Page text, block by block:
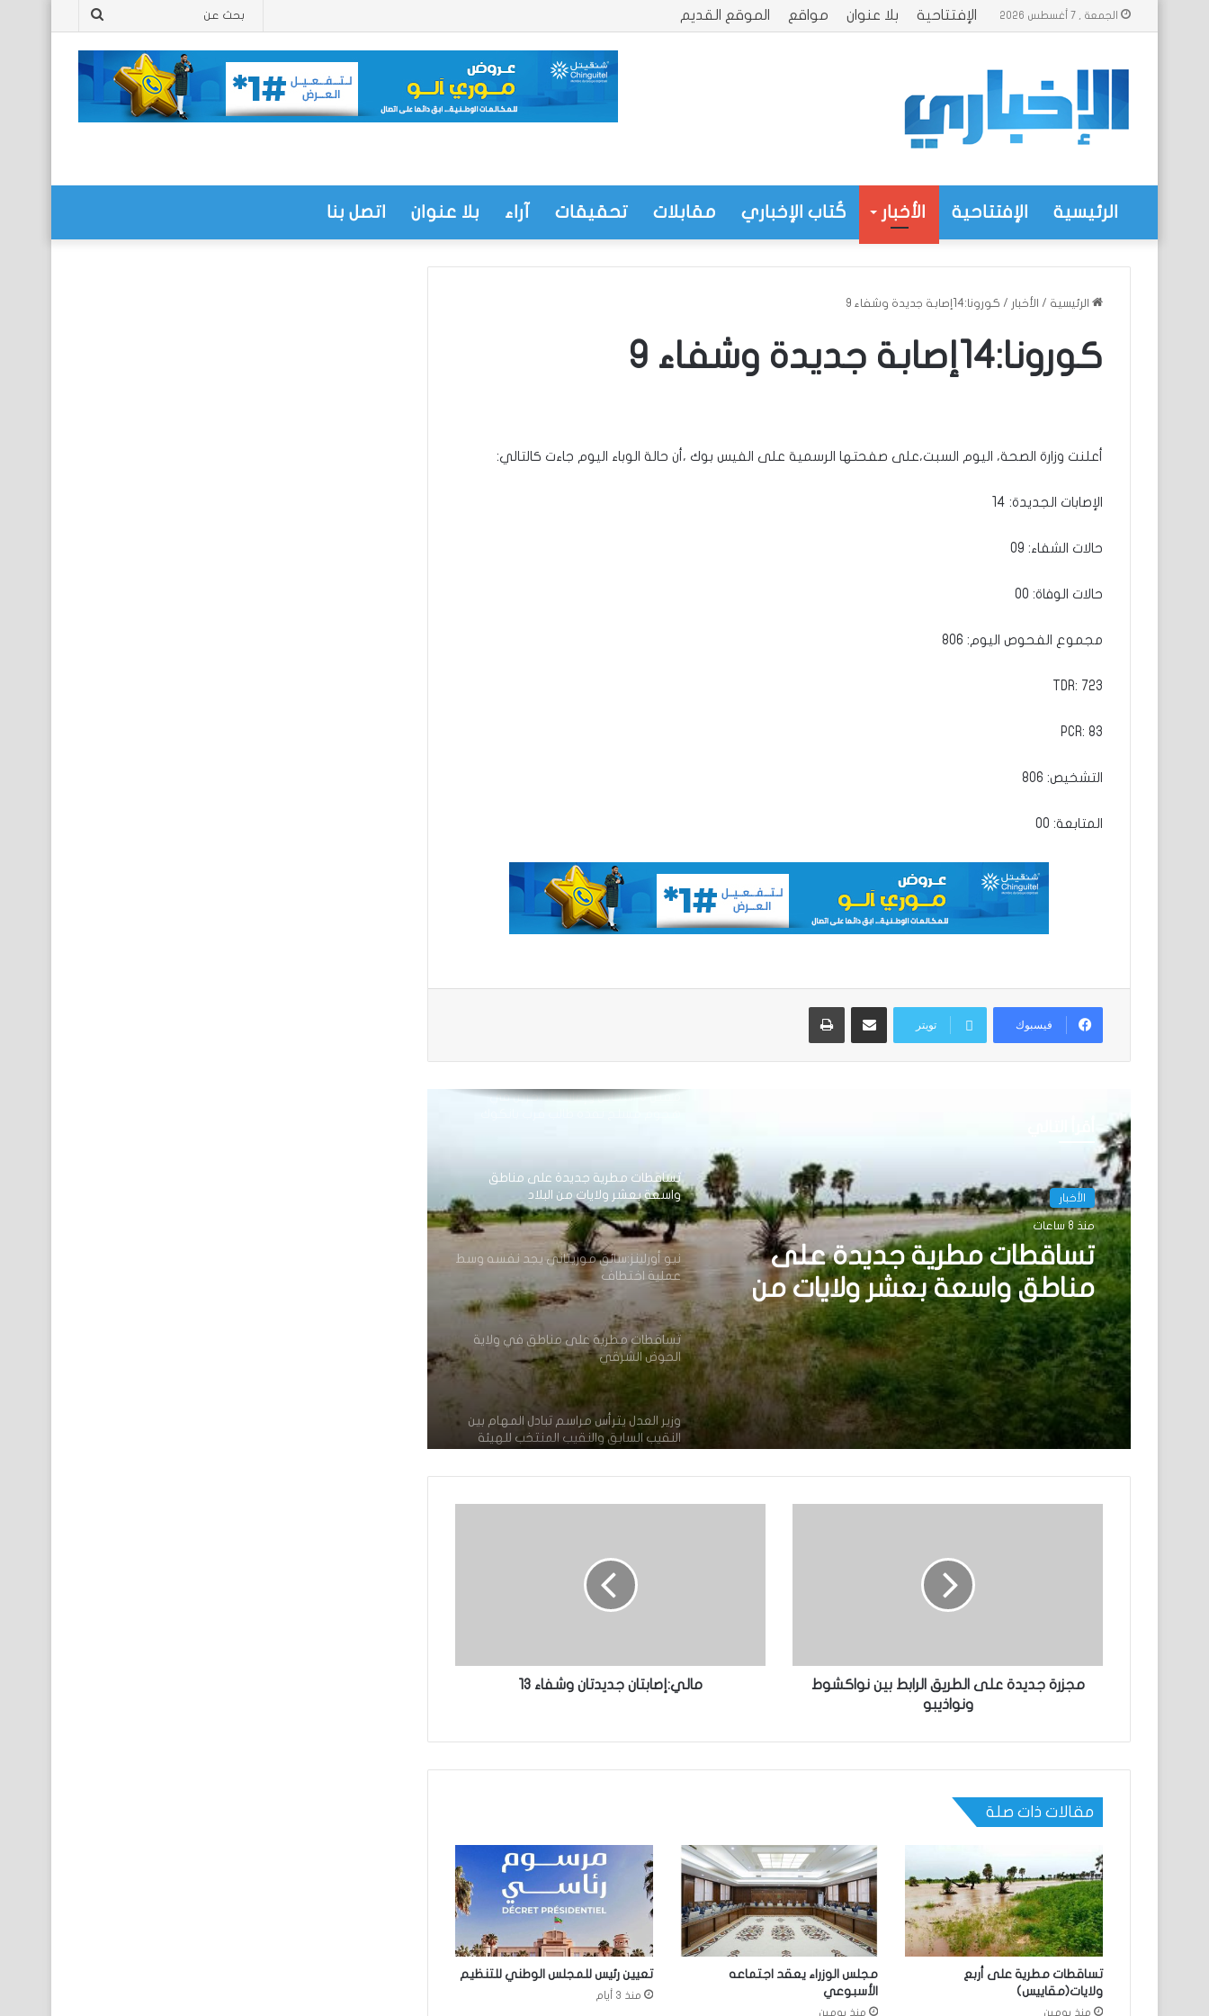
الجمعة , 7 أغسطس 2026 الإفتتاحية بلا عنوان مواقع الموقع القديم بحث
الرئيسية الإفتتاحية الأخبار كُتاب الإخباري مقابلات تحقيقات آراء بلا عنوان اتصل بنا
الرئيسية / الأخبار / كورونا:14إصابة جديدة وشفاء 9
كورونا:14إصابة جديدة وشفاء 9
أعلنت وزارة الصحة، اليوم السبت،على صفحتها الرسمية على الفيس بوك ،أن حالة الوباء اليوم جاءت كالتالي:
الإصابات الجديدة: 14
حالات الشفاء: 09
حالات الوفاة: 00
مجموع الفحوص اليوم: 806
TDR: 723
PCR: 83
التشخيص: 806
المتابعة: 00
فيسبوك تويتر
مشاركة عبر البريد طباعة
الأخبار
منذ 8 ساعات
تساقطات مطرية جديدة على
مناطق واسعة بعشر ولايات من
البلاد
الأخبار
منذ 16 ساعة
نيو أورلينز:سائق موريتاني يجد
نفسه وسط عملية اختطاف
الإخباري ينشر بيان مجلس الوزراء
تساقطات مطرية جديدة على مناطق
نيو أورلينز:سائق موريتاني يجد نفسه وسط
عملية اختطاف
تساقطات مطرية على مناطق في ولاية
الحوض الشرقي
وزير العدل يترأس مراسم تبادل المهام بين
النقيب السابق والنقيب المنتخب للهيئة
الوطنية للمحامين
تعيين محمد محمود ولد داهي رئيسا
للجنة الوطنية لحقوق الإنسان
إشادة بكفاءة المهندس محمد سليمان ولد
توقع عواصف رعدية قوية على جنوب
غرب موريتانيا وشمال السنغال
الإخباري ينشر بيان مجلس الوزراء
تساقطات مطرية جديدة على مناطق
واسعة بعشر ولايات من البلاد
نيو أورلينز:سائق موريتاني يجد نفسه وسط
عملية اختطاف
مجزرة جديدة على الطريق الرابط بين نواكشوط
ونواذيبو
مالي:إصابتان جديدتان وشفاء 13
مقالات ذات صلة
تساقطات مطرية على أربع
ولايات(مقاييس)
منذ يومين
مجلس الوزراء يعقد اجتماعه
الأسبوعي
منذ يومين
تعيين رئيس للمجلس الوطني للتنظيم
منذ 3 أيام